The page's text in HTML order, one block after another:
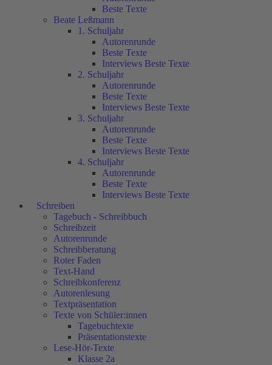
Beste Texte
Beate Leßmann
1. Schuljahr
Autorenrunde
Beste Texte
Interviews Beste Texte
2. Schuljahr
Autorenrunde
Beste Texte
Interviews Beste Texte
3. Schuljahr
Autorenrunde
Beste Texte
Interviews Beste Texte
4. Schuljahr
Autorenrunde
Beste Texte
Interviews Beste Texte
Schreiben
Tagebuch - Schreibbuch
Schreibzeit
Autorenrunde
Schreibberatung
Roter Faden
Text-Hand
Schreibkonferenz
Autorenlesung
Textpräsentation
Texte von Schüler:innen
Tagebuchtexte
Präsentationstexte
Lese-Hör-Texte
Klasse 2a